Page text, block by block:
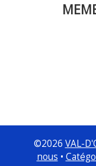
©2026 VAL-
nous •